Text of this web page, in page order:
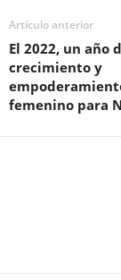
Artículo anterior
El 2022, un año
crecimiento y
femenino para